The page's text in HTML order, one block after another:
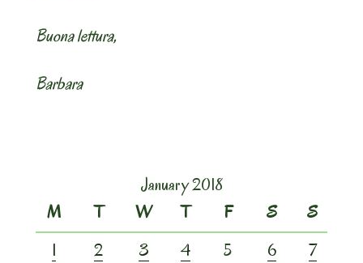
Buona lettura,
Barbara
January 2018
M
T W T F S
S
1
2 3 4 5 6
7